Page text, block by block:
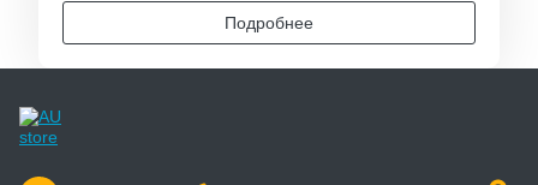
Подробнее